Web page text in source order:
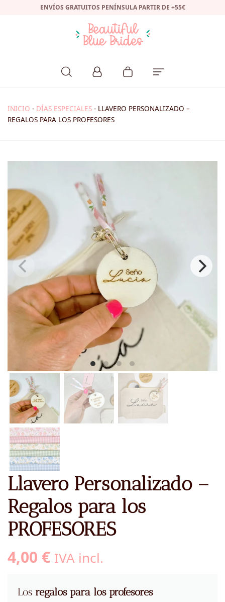
ENVÍOS GRATUITOS PENÍNSULA PARTIR DE +55€
INICIO - DÍAS ESPECIALES - LLAVERO PERSONALIZADO –
REGALOS PARA LOS PROFESORES
Llavero Personalizado –
Regalos para los
PROFESORES
4,00 € IVA incl.
Los regalos para los profesores